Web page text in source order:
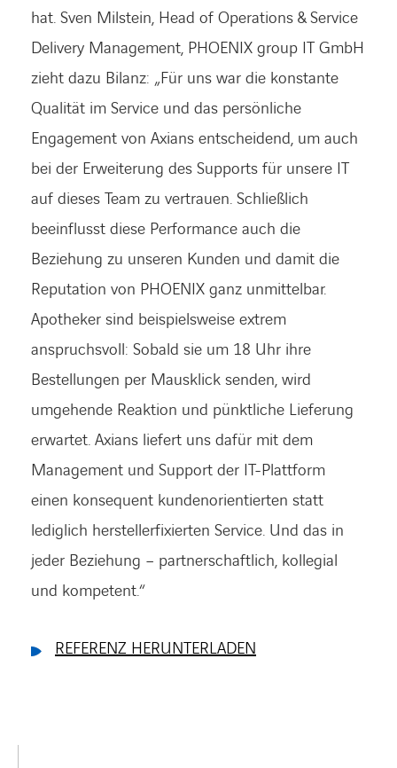
hat. Sven Milstein, Head of Operations & Service
Delivery Management, PHOENIX group IT GmbH
zieht dazu Bilanz: „Für uns war die konstante
Qualität im Service und das persönliche
Engagement von Axians entscheidend, um auch
bei der Erweiterung des Supports für unsere IT
auf dieses Team zu vertrauen. Schließlich
beeinflusst diese Performance auch die
Beziehung zu unseren Kunden und damit die
Reputation von PHOENIX ganz unmittelbar.
Apotheker sind beispielsweise extrem
anspruchsvoll: Sobald sie um 18 Uhr ihre
Bestellungen per Mausklick senden, wird
umgehende Reaktion und pünktliche Lieferung
erwartet. Axians liefert uns dafür mit dem
Management und Support der IT-Plattform
einen konsequent kundenorientierten statt
lediglich herstellerfixierten Service. Und das in
jeder Beziehung – partnerschaftlich, kollegial
und kompetent.“
REFERENZ HERUNTERLADEN